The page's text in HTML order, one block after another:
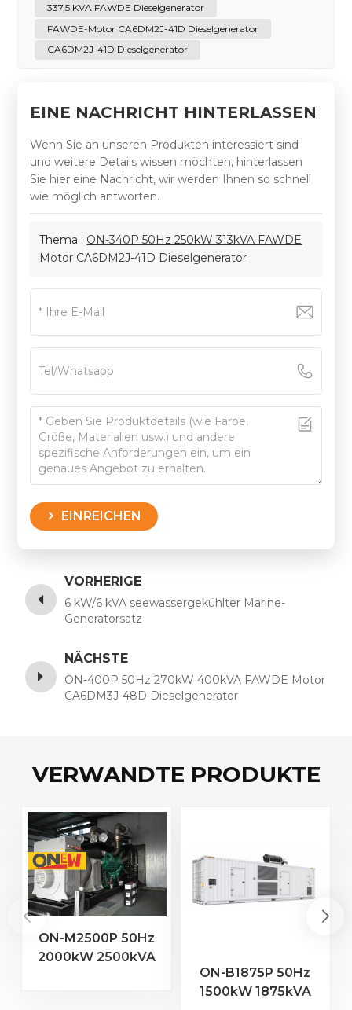
337,5 KVA FAWDE Dieselgenerator
FAWDE-Motor CA6DM2J-41D Dieselgenerator
CA6DM2J-41D Dieselgenerator
EINE NACHRICHT HINTERLASSEN
Wenn Sie an unseren Produkten interessiert sind
und weitere Details wissen möchten, hinterlassen
Sie hier eine Nachricht, wir werden Ihnen so schnell
wie möglich antworten.
Thema : ON-340P 50Hz 250kW 313kVA FAWDE
Motor CA6DM2J-41D Dieselgenerator
EINREICHEN
VORHERIGE
6 kW/6 kVA seewassergekühlter Marine-
Generatorsatz
NÄCHSTE
ON-400P 50Hz 270kW 400kVA FAWDE Motor
CA6DM3J-48D Dieselgenerator
VERWANDTE PRODUKTE
ON-M2500P 50Hz
2000kW 2500kVA
ON-B1875P 50Hz
1500kW 1875kVA